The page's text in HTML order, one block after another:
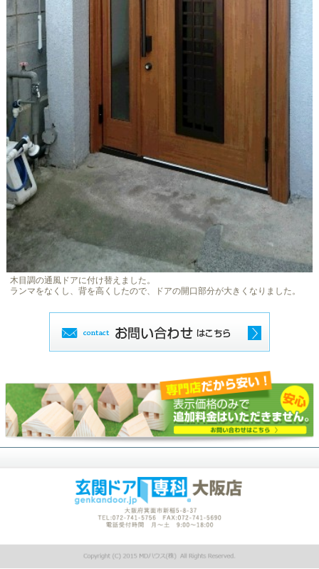
木目調の通風ドアに付け替えました。
ランマをなくし、背を高くしたので、ドアの開口部分が大きくなりました。